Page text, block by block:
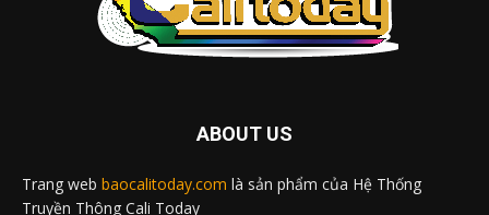
ABOUT US
Trang web baocalitoday.com là sản phẩm của Hệ Thống
Truyền Thông Cali Today